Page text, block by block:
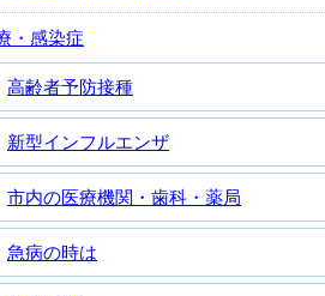
・感染症
高齢者予防接種
新型インフルエンザ
市内の医療機関・歯科・薬局
急病の時は